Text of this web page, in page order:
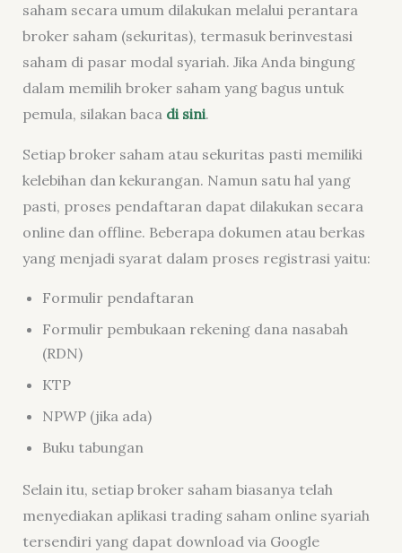
saham secara umum dilakukan melalui perantara
broker saham (sekuritas), termasuk berinvestasi
saham di pasar modal syariah. Jika Anda bingung
dalam memilih broker saham yang bagus untuk
pemula, silakan baca di sini.
Setiap broker saham atau sekuritas pasti memiliki
kelebihan dan kekurangan. Namun satu hal yang
pasti, proses pendaftaran dapat dilakukan secara
online dan offline. Beberapa dokumen atau berkas
yang menjadi syarat dalam proses registrasi yaitu:
Formulir pendaftaran
Formulir pembukaan rekening dana nasabah
(RDN)
KTP
NPWP (jika ada)
Buku tabungan
Selain itu, setiap broker saham biasanya telah
menyediakan aplikasi trading saham online syariah
tersendiri yang dapat download via Google